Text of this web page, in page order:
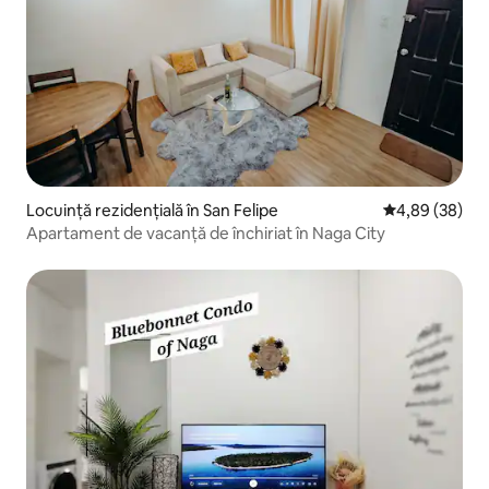
Locuință rezidențială în San Felipe Scor mediu
4,89 (38)
Apartament de vacanță de închiriat în Naga City